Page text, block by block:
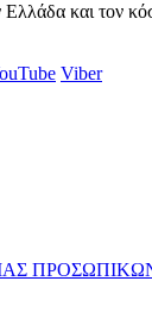
Ελλάδα και τον
Viber